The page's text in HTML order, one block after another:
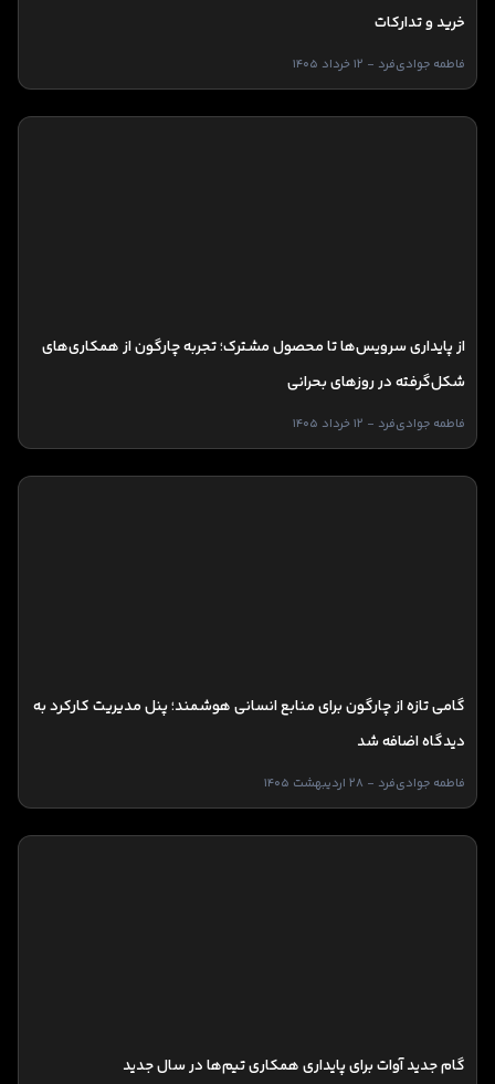
خرید و تدارکات
فاطمه جوادی‌فرد - 12 خرداد 1405
از پایداری سرویس‌ها تا محصول مشترک؛ تجربه چارگون از همکاری‌های
شکل‌گرفته در روزهای بحرانی
فاطمه جوادی‌فرد - 12 خرداد 1405
گامی تازه از چارگون برای منابع انسانی هوشمند؛ پنل مدیریت کارکرد به
دیدگاه اضافه شد
فاطمه جوادی‌فرد - 28 اردیبهشت 1405
گام جدید آوات برای پایداری همکاری تیم‌ها در سال جدید